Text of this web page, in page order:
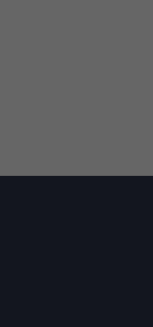
del fitness y, , en